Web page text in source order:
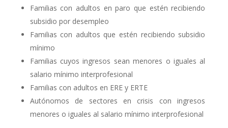
Familias con adultos en paro que estén recibiendo
subsidio por desempleo
Familias con adultos que estén recibiendo subsidio
mínimo
Familias cuyos ingresos sean menores o iguales al
salario mínimo interprofesional
Familias con adultos en ERE y ERTE
Autónomos de sectores en crisis con ingresos
menores o iguales al salario mínimo interprofesional